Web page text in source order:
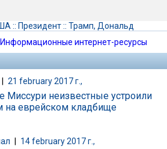
:: Президент:: Трамп, Дональд
Информационные интернет-ресурсы
| 21 february 2017 г.,
Миссури неизвестные устроили
на еврейском кладбище
14 february 2017 г.,